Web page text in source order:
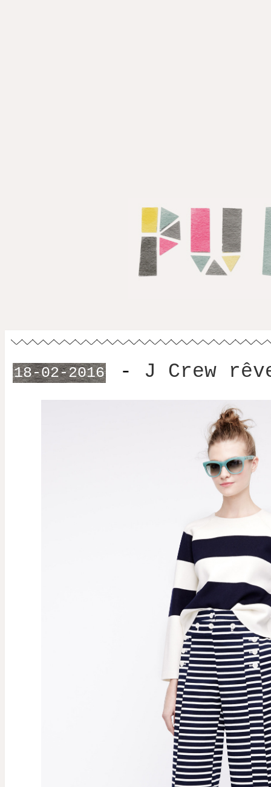
18-02-2016 - J Crew